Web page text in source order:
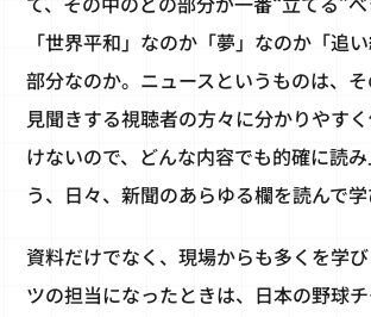
「世界平和」なのか「夢」なのか「追
部分なのか。ニュースというものは、
見聞きする視聴者の方々に分かりやす
けないので、どんな内容でも的確に読
う、日々、新聞のあらゆる欄を読んで学
資料だけでなく、現場からも多くを学
ツの担当になったときは、日本の野球